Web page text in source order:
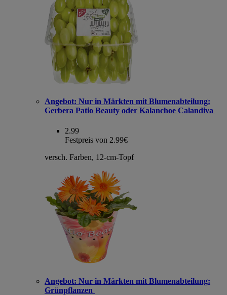
Angebot: Nur in Märkten mit Blumenabteilung:
Gerbera Patio Beauty oder Kalanchoe Calandiva
2.99
Festpreis von 2.99€
versch. Farben, 12-cm-Topf
Angebot: Nur in Märkten mit Blumenabteilung:
Grünpflanzen